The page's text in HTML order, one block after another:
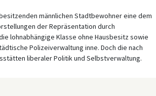
männlichen Stadtbewohner eine dem
der Repräsentation durch
lohnabhängige Klasse ohne Hausbesitz sowie
Polizeiverwaltung inne. Doch die nach
liberaler Politik und Selbstverwaltung.